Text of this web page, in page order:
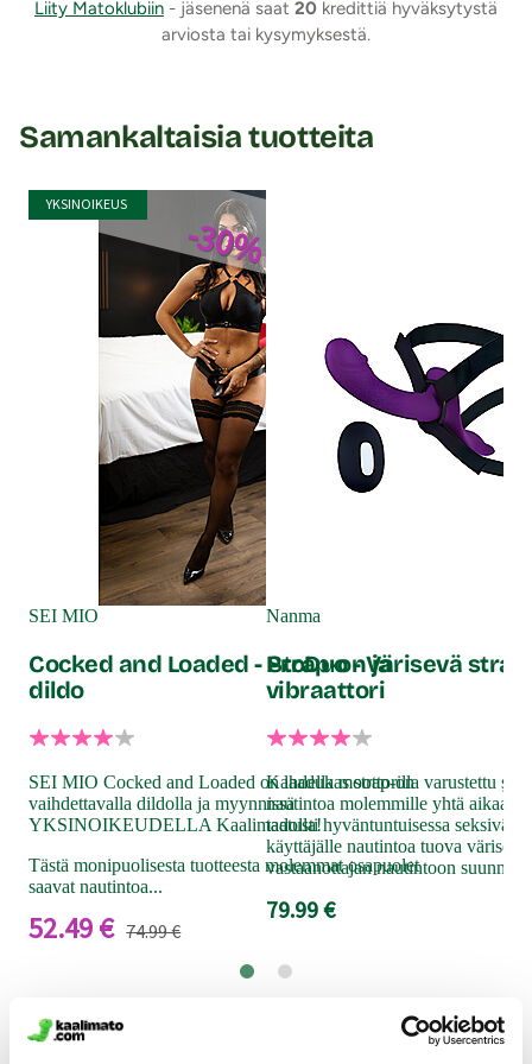
Liity Matoklubiin - jäsenenä saat 20 kredittiä hyväksytystä
arviosta tai kysymyksestä.
Samankaltaisia tuotteita
-30%
YKSINOIKEUS
SEI MIO
Cocked and Loaded - Strap-on ja
dildo
SEI MIO Cocked and Loaded on laadukas strap-on
vaihdettavalla dildolla ja myynnissä
YKSINOIKEUDELLA Kaalimadolla!
Tästä monipuolisesta tuotteesta molemmat osapuolet
saavat nautintoa...
52.49 € 74.99 €
Nanma
ProDuo - Värisevä
vibraattori
Kahdella moottorilla varustettu
nautintoa molemmille yhtä aikaa.
taatusti hyväntuntuisessa
käyttäjälle nautintoa tuova
vastaanottajan nautintoon
79.99 €
Muut asiakkaat ostivat